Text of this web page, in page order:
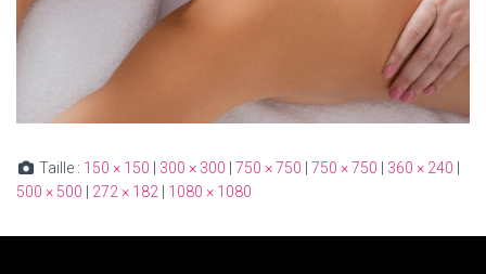
Taille : 150 × 150 300 × 300 750 × 750 750 × 750 360 × 240
500 × 500
272 × 182 1080 × 1080